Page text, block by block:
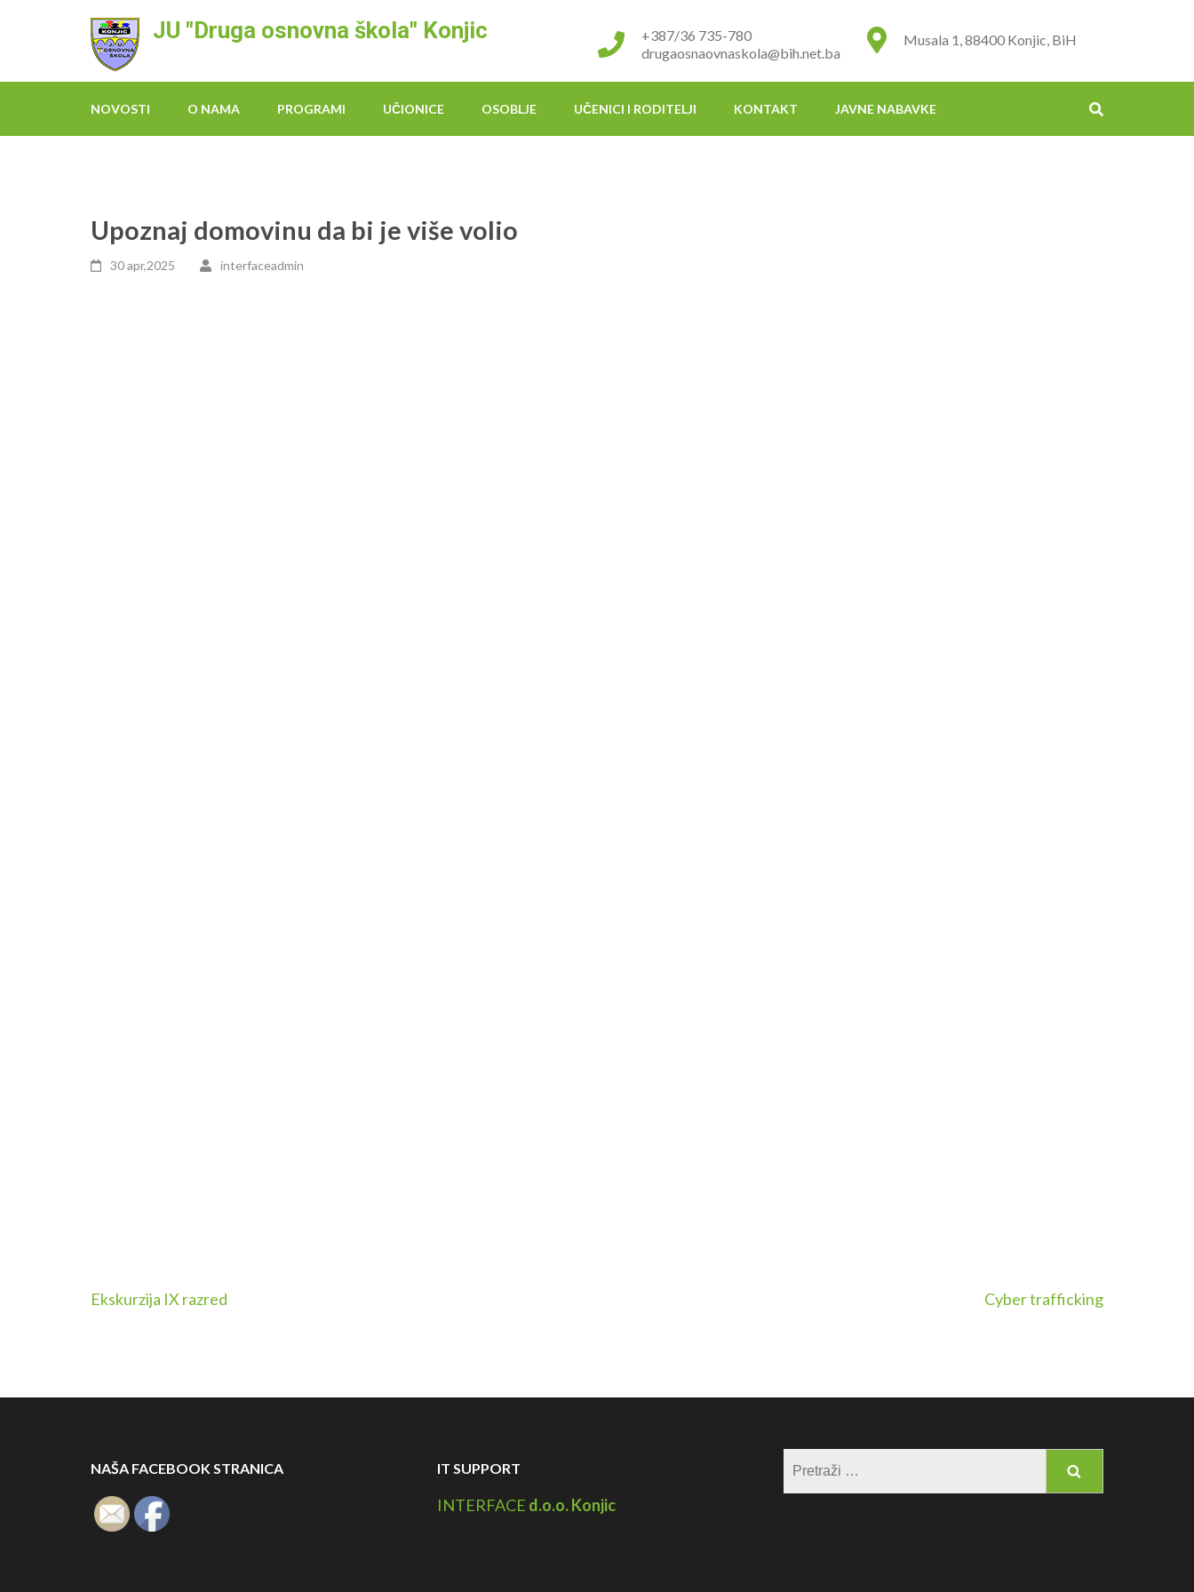
(Press
JU "Druga osnovna škola" Konjic Musala 1, 88400 Konjic, BiH
+387/36 735-780
drugaosnaovnaskola@bih.net.ba
NOVOSTI O NAMA PROGRAMI UČIONICE OSOBLJE UČENICI I RODITELJI KONTAKT JAVNE NABAVKE
Upoznaj domovinu da bi je više volio
30 apr,2025 interfaceadmin
Navigacija
Ekskurzija IX razred Cyber trafficking
NAŠA FACEBOOK STRANICA IT SUPPORT
INTERFACE d.o.o. Konjic
Pretraga: